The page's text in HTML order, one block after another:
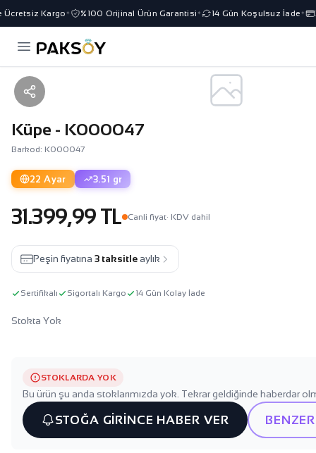
Kargo✦ %100 Orijinal Ürün Garantisi✦ 14 Gün Koşulsuz İade✦ 3
Küpe - K000047
Barkod: K000047
22 Ayar 3.51 gr
31.399,99 TL Canli fiyat· KDV dahil
Peşin fiyatına 3 taksitle aylık
Sertifikalı Sigortalı Kargo 14 Gün Kolay İade
Stokta Yok
STOKLARDA YOK
Bu ürün şu anda stoklarımızda yok. Tekrar geldiğinde haberdar
STOĞA GİRİNCE HABER VER